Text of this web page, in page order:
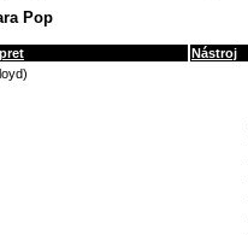
Pop
Nástroj